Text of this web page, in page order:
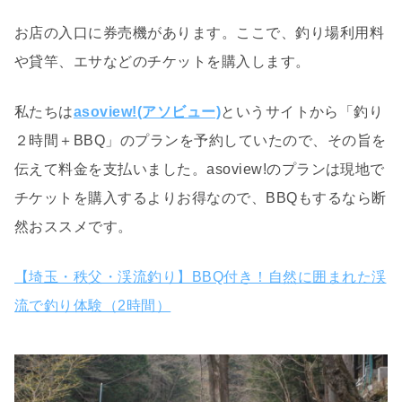
お店の入口に券売機があります。ここで、釣り場利用料
や貸竿、エサなどのチケットを購入します。
私たちはasoview!(アソビュー)というサイトから「釣り
２時間＋BBQ」のプランを予約していたので、その旨を
伝えて料金を支払いました。asoview!のプランは現地で
チケットを購入するよりお得なので、BBQもするなら断
然おススメです。
【埼玉・秩父・渓流釣り】BBQ付き！自然に囲まれた渓
流で釣り体験（2時間）